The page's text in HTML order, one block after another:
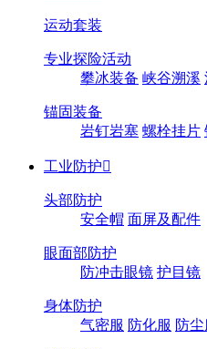
运动套装
专业探险活动
攀冰装备 峡谷溯溪
锚固装备
岩钉岩塞 螺栓挂片
工业防护
头部防护
安全帽 面屏及配件
眼面部防护
防冲击眼镜 护目镜
身体防护
气密服 防化服 防尘